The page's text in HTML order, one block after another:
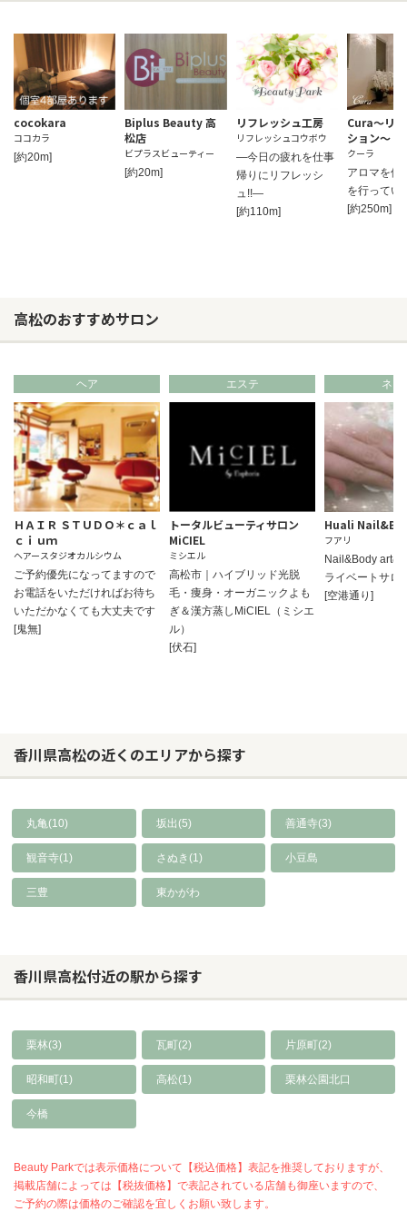
cocokara
ココカラ
[約20m]
Biplus Beauty 高
松店
ビプラスビューティー
[約20m]
リフレッシュ工房
リフレッシュコウボウ
―今日の疲れを仕事
帰りにリフレッシ
ュ!!―
[約110m]
Cura～リ
ション～
クーラ
アロマを使
を行ってい
[約250m]
高松のおすすめサロン
ヘア
ＨＡＩＲ ＳＴＵＤＯ＊ｃａｌ
ｃｉｕｍ
ヘアースタジオカルシウム
ご予約優先になってますので
お電話をいただければお待ち
いただかなくても大丈夫です
[鬼無]
エステ
トータルビューティサロン
MiCIEL
ミシエル
高松市｜ハイブリッド光脱
毛・痩身・オーガニックよも
ぎ＆漢方蒸しMiCIEL（ミシエ
ル）
[伏石]
ネイ
Huali
フアリ
Nail&Body artの
ライベートサロ
[空港通り]
香川県高松の近くのエリアから探す
丸亀(10) 坂出(5) 善通寺(3)
観音寺(1) さぬき(1) 小豆島
三豊 東かがわ
香川県高松付近の駅から探す
栗林(3) 瓦町(2) 片原町(2)
昭和町(1) 高松(1) 栗林公園北口
今橋
Beauty Parkでは表示価格について【税込価格】表記を推奨しておりますが、
掲載店舗によっては【税抜価格】で表記されている店舗も御座いますので、
ご予約の際は価格のご確認を宜しくお願い致します。